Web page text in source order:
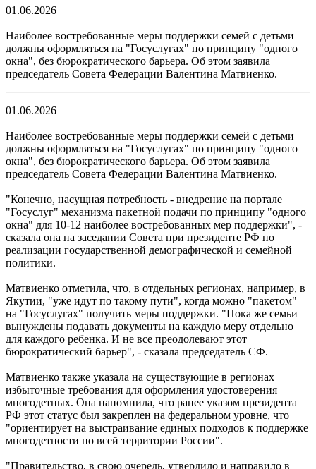
01.06.2026
Наиболее востребованные меры поддержки семей с детьми
должны оформляться на "Госуслугах" по принципу "одного
окна", без бюрократического барьера. Об этом заявила
председатель Совета Федерации Валентина Матвиенко.
01.06.2026
Наиболее востребованные меры поддержки семей с детьми
должны оформляться на "Госуслугах" по принципу "одного
окна", без бюрократического барьера. Об этом заявила
председатель Совета Федерации Валентина Матвиенко.
"Конечно, насущная потребность - внедрение на портале
"Госуслуг" механизма пакетной подачи по принципу "одного
окна" для 10-12 наиболее востребованных мер поддержки", -
сказала она на заседании Совета при президенте РФ по
реализации государственной демографической и семейной
политики.
Матвиенко отметила, что, в отдельных регионах, например, в
Якутии, "уже идут по такому пути", когда можно "пакетом"
на "Госуслугах" получить меры поддержки. "Пока же семьи
вынуждены подавать документы на каждую меру отдельно
для каждого ребенка. И не все преодолевают этот
бюрократический барьер", - сказала председатель СФ.
Матвиенко также указала на существующие в регионах
избыточные требования для оформления удостоверения
многодетных. Она напомнила, что ранее указом президента
РФ этот статус был закреплен на федеральном уровне, что
"ориентирует на выстраивание единых подходов к поддержке
многодетности по всей территории России".
"Правительство, в свою очередь, утвердило и направило в